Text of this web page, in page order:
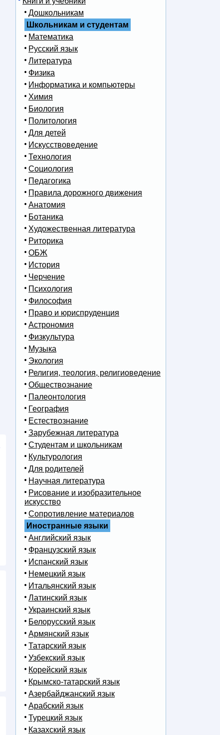
Дошкольникам
Школьникам и студентам
Математика
Русский язык
Литература
Физика
Информатика и компьютеры
Химия
Биология
Политология
Для детей
Искусствоведение
Технология
Социология
Педагогика
Правила дорожного движения
Анатомия
Ботаника
Художественная литература
Риторика
ОБЖ
История
Черчение
Психология
Философия
Право и юриспруденция
Астрономия
Физкультура
Музыка
Экология
Религия, теология, религиоведение
Обществознание
Палеонтология
География
Естествознание
Зарубежная литература
Студентам и школьникам
Культурология
Для родителей
Научная литература
Рисование и изобразительное
искусство
Сопротивление материалов
Иностранные языки
Английский язык
Французский язык
Испанский язык
Немецкий язык
Итальянский язык
Латинский язык
Украинский язык
Белорусский язык
Армянский язык
Татарский язык
Узбекский язык
Корейский язык
Крымско-татарский язык
Азербайджанский язык
Арабский язык
Турецкий язык
Казахский язык